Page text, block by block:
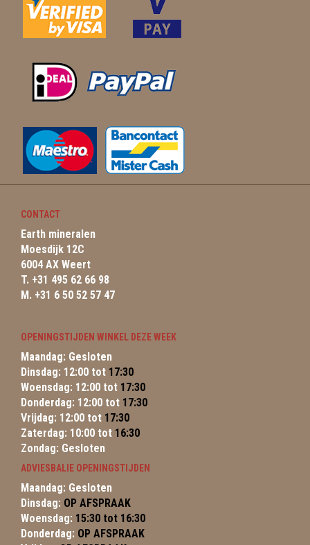
CONTACT
Earth mineralen
Moesdijk 12C
6004 AX Weert
T. +31 495 62 66 98
M. +31 6 50 52 57 47
OPENINGSTIJDEN WINKEL DEZE WEEK
Maandag: Gesloten
Dinsdag: 12:00 tot 17:30
Woensdag: 12:00 tot 17:30
Donderdag: 12:00 tot 17:30
Vrijdag: 12:00 tot 17:30
Zaterdag: 10:00 tot 16:30
Zondag: Gesloten
ADVIESBALIE OPENINGSTIJDEN
Maandag: Gesloten
Dinsdag: OP AFSPRAAK
Woensdag: 15:30 tot 16:30
Donderdag: OP AFSPRAAK